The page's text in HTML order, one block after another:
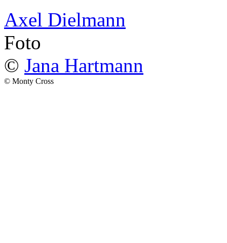
Axel Dielmann
Foto
© Jana Hartmann
© Monty Cross